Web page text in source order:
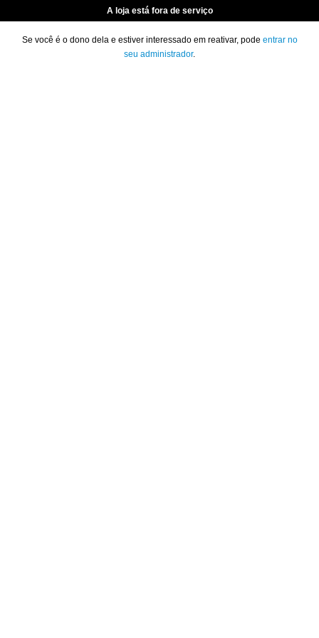
A loja está fora de serviço
Se você é o dono dela e estiver interessado em reativar, pode entrar no
seu administrador.